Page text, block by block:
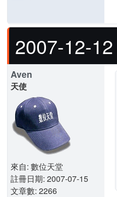
2007-12-
Aven
天使
來自: 數位天堂
註冊日期: 2007-07-15
文章數: 2266